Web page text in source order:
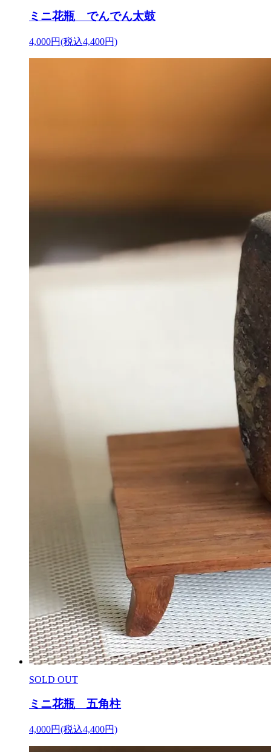
ミニ花瓶 でんでん太鼓
4,000円(税込4,400円)
SOLD OUT
ミニ花瓶 五角柱
4,000円(税込4,400円)